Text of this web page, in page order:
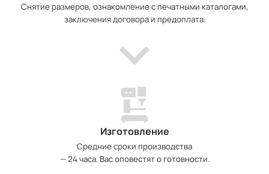
Снятие размеров, ознакомление с печатными каталогами,
заключения договора и предоплата.
Изготовление
Средние сроки производства
— 24 часа. Вас оповестят о готовности.